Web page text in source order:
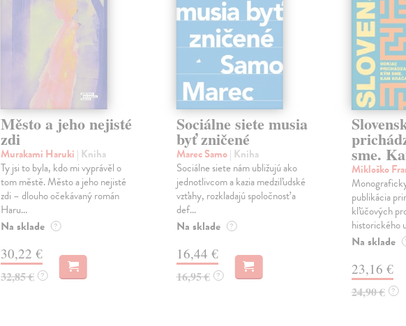
Město a jeho nejisté
zdi
Murakami Haruki | Kniha
Ty jsi to byla, kdo mi vyprávěl o
tom městě. Město a jeho nejisté
zdi – dlouho očekávaný román
Haru...
Na sklade ?
30,22 €
32,85 € ?
Sociálne siete musia
byť zničené
Marec Samo| Kniha
Sociálne siete nám ubližujú ako
jednotlivcom a kazia medziľudské
vzťahy, rozkladajú spoločnosť a
def...
Na sklade ?
16,44 €
16,95 € ?
sme.
Mikloško
publikácia
kľúčových
historického
Na sklade
23,16 €
24,90 € ?